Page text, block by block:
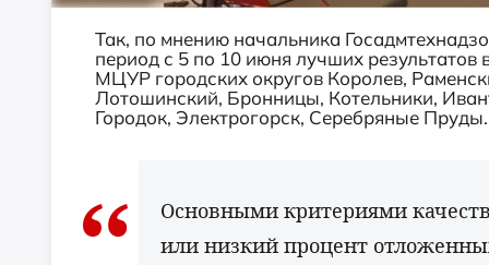
Так, по мнению начальника
период с 5 по 10 июня лучших
МЦУР городских округов Королев,
Лотошинский, Бронницы, Котельники,
Городок, Электрогорск, Серебряные Пруды.
Основными критериями
или низкий процент